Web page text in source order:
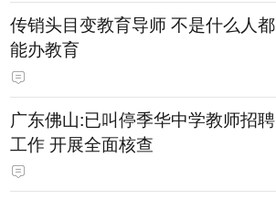
传销头目变教育导师 不是什么人都
能办教育
广东佛山:已叫停季华中学教师招聘
工作 开展全面核查